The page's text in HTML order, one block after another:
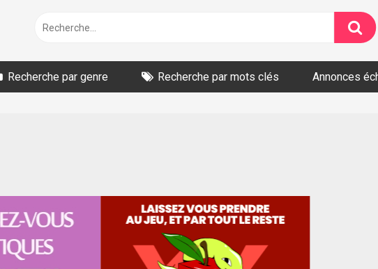
Recherche par genre Recherche par mots clés Annonces